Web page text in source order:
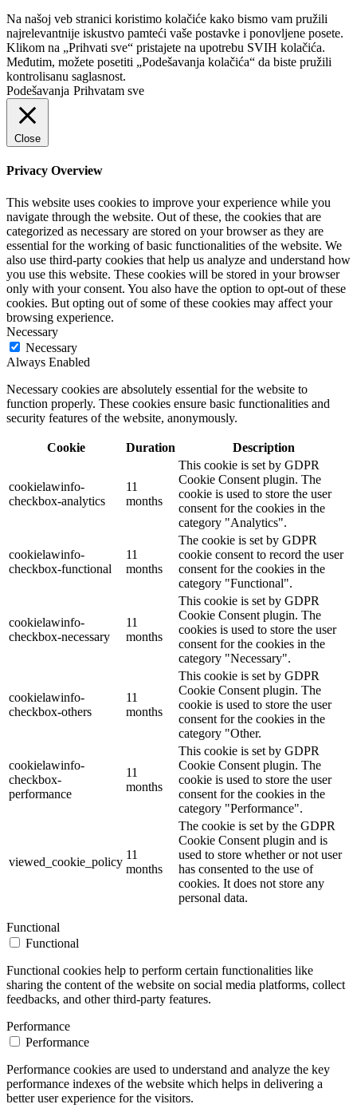
Na našoj veb stranici koristimo kolačiće kako bismo vam pružili
najrelevantnije iskustvo pamteći vaše postavke i ponovljene posete.
Klikom na „Prihvati sve“ pristajete na upotrebu SVIH kolačića.
Međutim, možete posetiti „Podešavanja kolačića“ da biste pružili
kontrolisanu saglasnost.
Podešavanja Prihvatam sve
Close
Privacy Overview
This website uses cookies to improve your experience while you
navigate through the website. Out of these, the cookies that are
categorized as necessary are stored on your browser as they are
essential for the working of basic functionalities of the website. We
also use third-party cookies that help us analyze and understand how
you use this website. These cookies will be stored in your browser
only with your consent. You also have the option to opt-out of these
cookies. But opting out of some of these cookies may affect your
browsing experience.
Necessary
Necessary
Always Enabled
Necessary cookies are absolutely essential for the website to
function properly. These cookies ensure basic functionalities and
security features of the website, anonymously.
Cookie Duration Description
cookielawinfo-
checkbox-analytics
11
months
This cookie is set by GDPR
Cookie Consent plugin. The
cookie is used to store the user
consent for the cookies in the
category "Analytics".
cookielawinfo-
checkbox-functional
11
months
The cookie is set by GDPR
cookie consent to record the user
consent for the cookies in the
category "Functional".
cookielawinfo-
checkbox-necessary
11
months
This cookie is set by GDPR
Cookie Consent plugin. The
cookies is used to store the user
consent for the cookies in the
category "Necessary".
cookielawinfo-
checkbox-others
11
months
This cookie is set by GDPR
Cookie Consent plugin. The
cookie is used to store the user
consent for the cookies in the
category "Other.
cookielawinfo-
checkbox-
performance
11
months
This cookie is set by GDPR
Cookie Consent plugin. The
cookie is used to store the user
consent for the cookies in the
category "Performance".
viewed_cookie_policy
11
months
The cookie is set by the GDPR
Cookie Consent plugin and is
used to store whether or not user
has consented to the use of
cookies. It does not store any
personal data.
Functional
Functional
Functional cookies help to perform certain functionalities like
sharing the content of the website on social media platforms, collect
feedbacks, and other third-party features.
Performance
Performance
Performance cookies are used to understand and analyze the key
performance indexes of the website which helps in delivering a
better user experience for the visitors.